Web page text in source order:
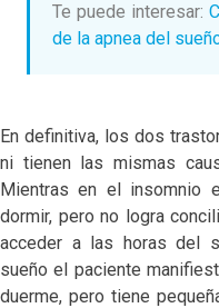
Te puede interesar:
de la apnea del
En definitiva, los dos
ni tienen las mismas
Mientras en el insomnio
dormir, pero no logra
acceder a las horas del
sueño el paciente
duerme, pero tiene